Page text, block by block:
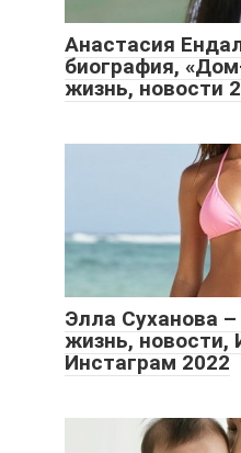
Анастасия
биография,
жизнь, новости
Элла Суханова
жизнь, новости,
Инстаграм 2022